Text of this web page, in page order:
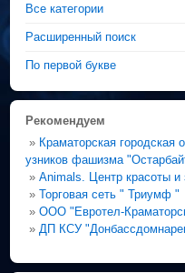
Все категории
Расширенный поиск
По первой букве
Рекомендуем
» Краматорская городская
узников фашизма
»Animals. Центр красоты
»Торговая сеть " Триумф "
»ООО "Евротел-
» ДП КСУ